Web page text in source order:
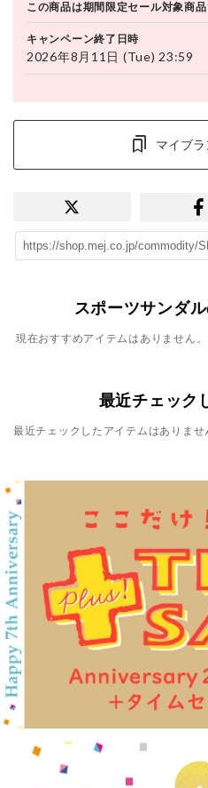
この商品は期間限定セール対象商品
キャンペーン終了日時
2026年8月11日 (Tue) 23:59
マイブ
スポーツサンダ
現在おすすめアイテムはありません。
最近チェック
最近チェックしたアイテムはありませ